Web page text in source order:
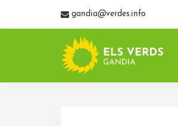
gandia@verdes.info
ELS